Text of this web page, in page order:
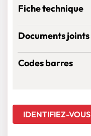
Fiche technique
Documents joints
Codes barres
IDENTIFIEZ-VOUS